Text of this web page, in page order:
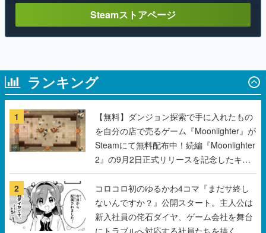
Steamストアページ
ランキング
1
【無料】ダンジョン探索で手に入れたもの
を自分の店で売るゲーム『Moonlighter』が
Steamにて無料配布中！続編『Moonlighter
2』の9月2日正式リリースを記念したキャ
ンペーン
2
コロコロ初のゆるかわ4コマ『まだサ終し
ないんですか？』公開スタート。主人公は
新入社員の侘石ダイヤ、ゲーム会社を舞台
にトラブルへ対応する社員たちを描く